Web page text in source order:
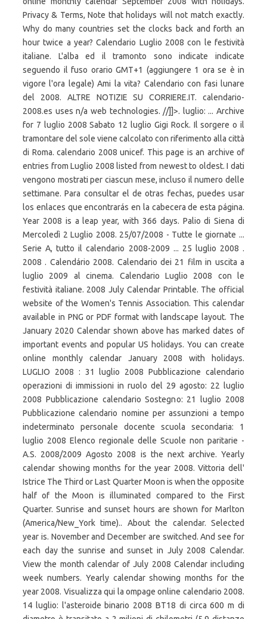
Privacy & Terms, Note that holidays will not match exactly.
Why do many countries set the clocks back and forth an
hour twice a year? Calendario Luglio 2008 con le festività
italiane. L'alba ed il tramonto sono indicate indicate
seguendo il fuso orario GMT+1 (aggiungere 1 ora se è in
vigore l'ora legale) Ami la vita? Calendario con fasi lunare
del 2008. ALTRE NOTIZIE SU CORRIERE.IT. calendario-
2008.es uses n/a web technologies. //]]>. luglio: ... Archive
for 7 luglio 2008 Sabato 12 luglio Gigi Rock. Il sorgere o il
tramontare del sole viene calcolato con riferimento alla città
di Roma. calendario 2008 unicef. This page is an archive of
entries from Luglio 2008 listed from newest to oldest. I dati
vengono mostrati per ciascun mese, incluso il numero delle
settimane. Para consultar el de otras fechas, puedes usar
los enlaces que encontrarás en la cabecera de esta página.
Year 2008 is a leap year, with 366 days. Palio di Siena di
Mercoledì 2 Luglio 2008. 25/07/2008 - Tutte le giornate ...
Serie A, tutto il calendario 2008-2009 ... 25 luglio 2008 .
2008 . Calendário 2008. Calendario dei 21 film in uscita a
luglio 2009 al cinema. Calendario Luglio 2008 con le
festività italiane. 2008 July Calendar Printable. The official
website of the Women's Tennis Association. This calendar
available in PNG or PDF format with landscape layout. The
January 2020 Calendar shown above has marked dates of
important events and popular US holidays. You can create
online monthly calendar January 2008 with holidays.
LUGLIO 2008 : 31 luglio 2008 Pubblicazione calendario
operazioni di immissioni in ruolo del 29 agosto: 22 luglio
2008 Pubblicazione calendario Sostegno: 21 luglio 2008
Pubblicazione calendario nomine per assunzioni a tempo
indeterminato personale docente scuola secondaria: 1
luglio 2008 Elenco regionale delle Scuole non paritarie -
A.S. 2008/2009 Agosto 2008 is the next archive. Yearly
calendar showing months for the year 2008. Vittoria dell'
Istrice The Third or Last Quarter Moon is when the opposite
half of the Moon is illuminated compared to the First
Quarter. Sunrise and sunset hours are shown for Marlton
(America/New_York time).. About the calendar. Selected
year is. November and December are switched. And see for
each day the sunrise and sunset in July 2008 Calendar.
View the month calendar of July 2008 Calendar including
week numbers. Yearly calendar showing months for the
year 2008. Visualizza qui la ompage online calendario 2008.
14 luglio: l'asteroide binario 2008 BT18 di circa 600 m di